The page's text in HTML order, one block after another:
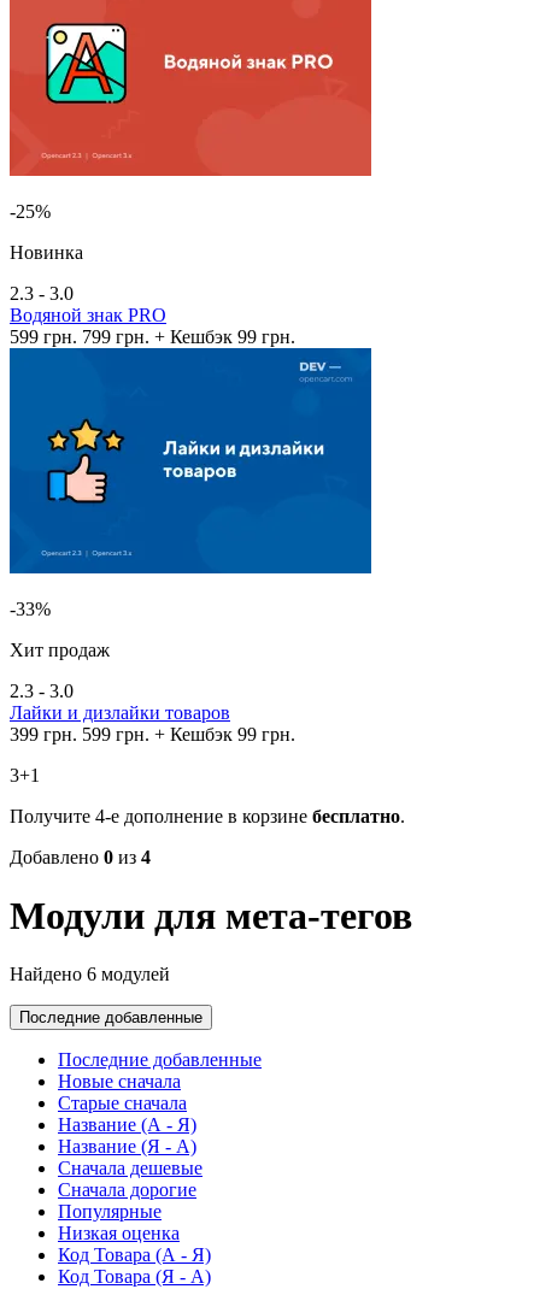
-25%
Новинка
2.3 - 3.0
Водяной знак PRO
599 грн. 799 грн. + Кешбэк 99 грн.
-33%
Хит продаж
2.3 - 3.0
Лайки и дизлайки товаров
399 грн. 599 грн. + Кешбэк 99 грн.
3+1
Получите 4-е дополнение в корзине бесплатно.
Добавлено 0 из 4
Модули для мета-тегов
Найдено 6 модулей
Последние добавленные
Последние добавленные
Новые сначала
Старые сначала
Название (А - Я)
Название (Я - А)
Сначала дешевые
Сначала дорогие
Популярные
Низкая оценка
Код Товара (А - Я)
Код Товара (Я - А)